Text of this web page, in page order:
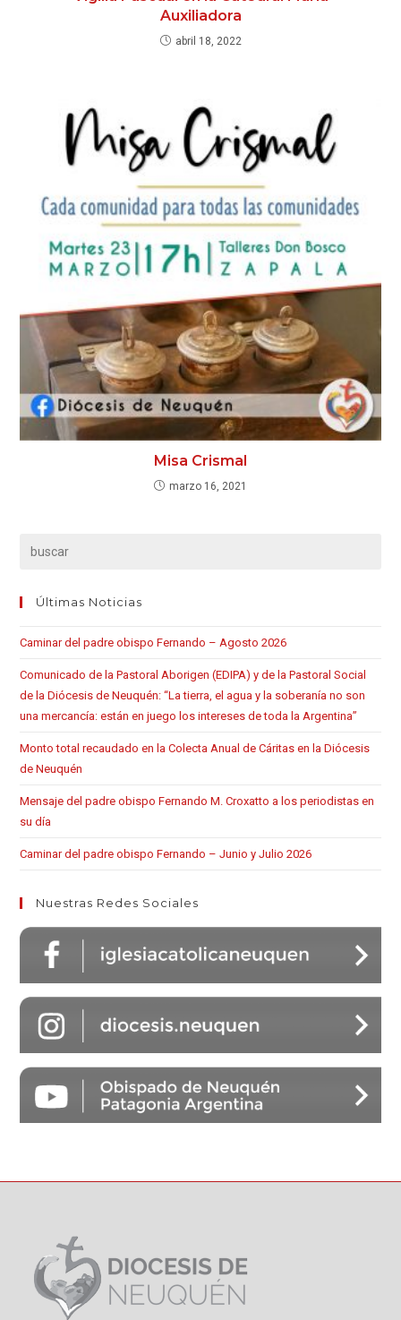
Auxiliadora
abril 18, 2022
Misa Crismal
marzo 16, 2021
Últimas Noticias
Caminar del padre obispo Fernando – Agosto 2026
Comunicado de la Pastoral Aborigen (EDIPA) y de la Pastoral Social
de la Diócesis de Neuquén: “La tierra, el agua y la soberanía no son
una mercancía: están en juego los intereses de toda la Argentina”
Monto total recaudado en la Colecta Anual de Cáritas en la Diócesis
de Neuquén
Mensaje del padre obispo Fernando M. Croxatto a los periodistas en
su día
Caminar del padre obispo Fernando – Junio y Julio 2026
Nuestras Redes Sociales